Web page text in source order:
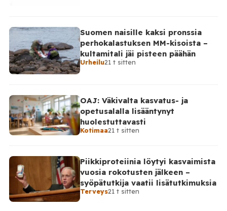
Suomen naisille kaksi pronssia
perhokalastuksen MM-kisoista –
kultamitali jäi pisteen päähän
Urheilu21 t sitten
OAJ: Väkivalta kasvatus- ja
opetusalalla lisääntynyt
huolestuttavasti
Kotimaa21 t sitten
Piikkiproteiinia löytyi kasvaimista
vuosia rokotusten jälkeen –
syöpätutkija vaatii lisätutkimuksia
Terveys21 t sitten